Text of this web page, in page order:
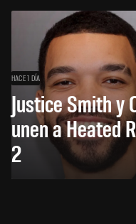
HACE 1 DÍA
Justice Smith y
unen a Heated
2